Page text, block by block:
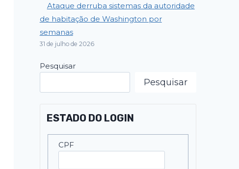
Ataque derruba sistemas da autoridade
de habitação de Washington por
semanas
31 de julho de 2026
Pesquisar
Pesquisar
ESTADO DO LOGIN
CPF